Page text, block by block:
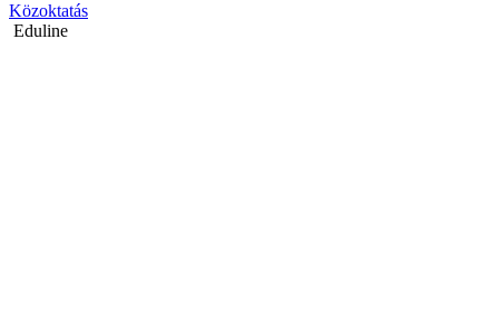
Közoktatás
Eduline